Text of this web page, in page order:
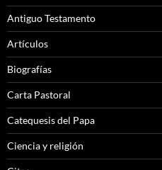
Antiguo Testamento
Artículos
Biografías
Carta Pastoral
Catequesis del Papa
Ciencia y religión